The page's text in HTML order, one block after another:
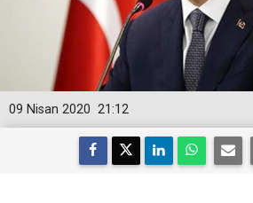
21:12
09 Nisan 2020